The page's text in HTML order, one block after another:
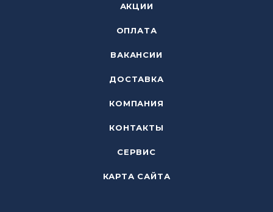
АКЦИИ
ОПЛАТА
ВАКАНСИИ
ДОСТАВКА
КОМПАНИЯ
КОНТАКТЫ
СЕРВИС
КАРТА САЙТА